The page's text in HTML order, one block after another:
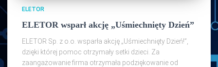
ELETOR
ELETOR wsparł akcję „Uśmiechnięty Dzień”
ELETOR Sp. z o.o. wsparła akcję „Uśmiechnięty Dzień!”,
dzięki której pomoc otrzymały setki dzieci. Za
zaangażowanie firma otrzymała podziękowanie od